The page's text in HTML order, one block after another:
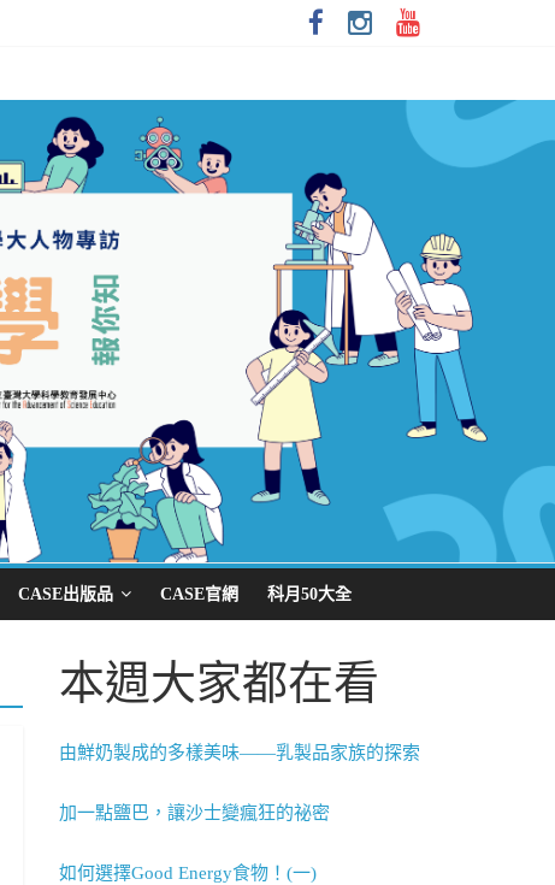
CASE出版品 CASE官網 科月50大全
本週大家都在看
由鮮奶製成的多樣美味——乳製品家族的探索
加一點鹽巴，讓沙士變瘋狂的祕密
如何選擇Good Energy食物！(一)